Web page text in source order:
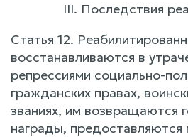
III. Последствия
Статья 12.
восстанавливаются в
репрессиями социально-
гражданских правах,
званиях, им возвращаются
награды,